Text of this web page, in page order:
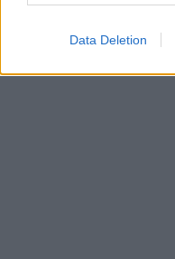
Data Deletion